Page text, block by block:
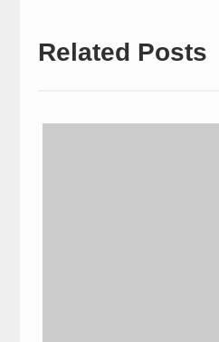
Related Posts